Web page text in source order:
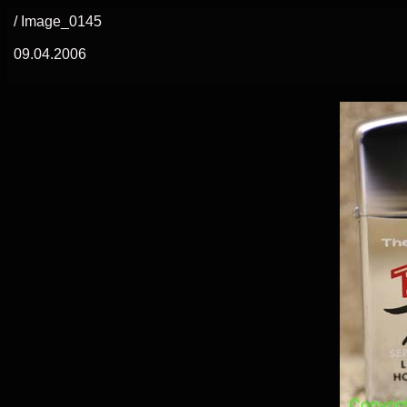
/ Image_0145
09.04.2006